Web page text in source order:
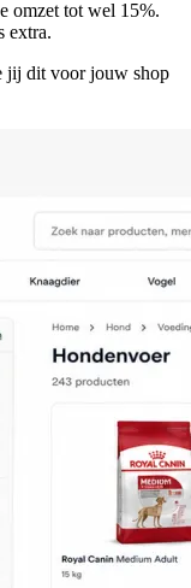
omzet tot wel 15%.
extra.
jij dit voor jouw shop